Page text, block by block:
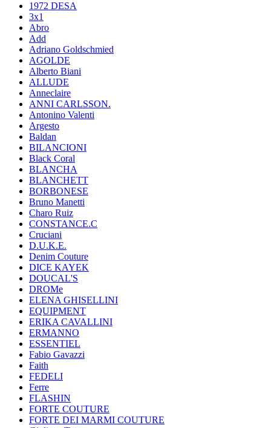
1972 DESA
3x1
Abro
Add
Adriano Goldschmied
AGOLDE
Alberto Biani
ALLUDE
Anneclaire
ANNI CARLSSON.
Antonino Valenti
Argesto
Baldan
BILANCIONI
Black Coral
BLANCHA
BLANCHETT
BORBONESE
Bruno Manetti
Charo Ruiz
CONSTANCE.C
Cruciani
D.U.K.E.
Denim Couture
DICE KAYEK
DOUCAL'S
DROMe
ELENA GHISELLINI
EQUIPMENT
ERIKA CAVALLINI
ERMANNO
ESSENTIEL
Fabio Gavazzi
Faith
FEDELI
Ferre
FLASHIN
FORTE COUTURE
FORTE DEI MARMI COUTURE